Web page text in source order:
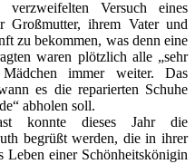
Versuch eines
Großmutter, ihrem Vater und
zu bekommen, was denn eine
waren plötzlich alle „sehr
immer weiter. Das
es die reparierten Schuhe
abholen soll.
konnte dieses Jahr die
begrüßt werden, die in ihrer
Leben einer Schönheitskönigin